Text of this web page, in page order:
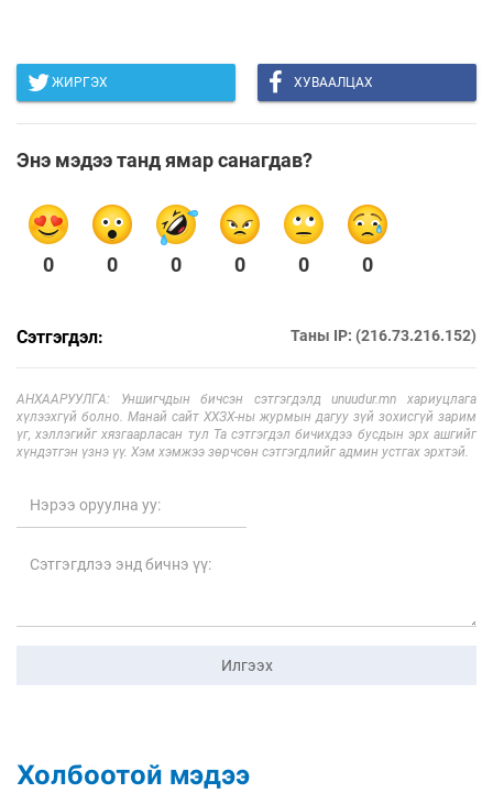
ЖИРГЭХ ХУВААЛЦАХ
Энэ мэдээ танд ямар санагдав?
0 0 0 0 0 0
Сэтгэгдэл: Таны IP: (216.73.216.152)
АНХААРУУЛГА: Уншигчдын бичсэн сэтгэгдэлд unuudur.mn хариуцлага
хүлээхгүй болно. Манай сайт ХХЗХ-ны журмын дагуу зүй зохисгүй зарим
үг, хэллэгийг хязгаарласан тул Та сэтгэгдэл бичихдээ бусдын эрх ашгийг
хүндэтгэн үзнэ үү. Хэм хэмжээ зөрчсөн сэтгэгдлийг админ устгах эрхтэй.
Илгээх
Холбоотой мэдээ